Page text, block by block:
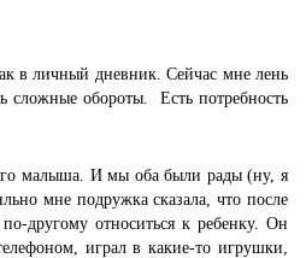
в личный дневник. Сейчас мне лень
сложные обороты. Есть потребность
малыша. И мы оба были рады (ну, я
мне подружка сказала, что после
другому относиться к ребенку. Он
играл в какие-то игрушки,